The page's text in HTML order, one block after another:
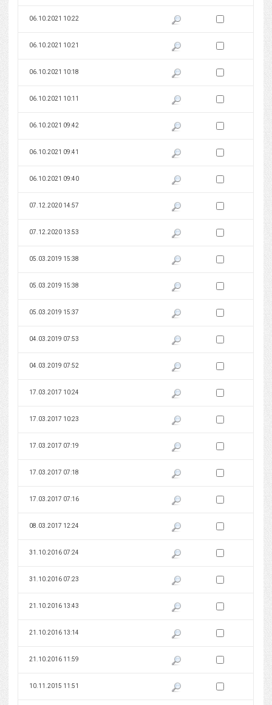
06.10.2021 10:22 Pokaż podgląd wersji z dnia
Zaznacz wersję do
06.10.2021 10:21 Pokaż podgląd wersji z dnia
Zaznacz wersję do
06.10.2021 10:18 Pokaż podgląd wersji z dnia
Zaznacz wersję do
06.10.2021 10:11 Pokaż podgląd wersji z dnia
Zaznacz wersję do
06.10.2021 09:42 Pokaż podgląd wersji z dnia
Zaznacz wersję do
06.10.2021 09:41 Pokaż podgląd wersji z dnia
Zaznacz wersję do
06.10.2021 09:40 Pokaż podgląd wersji z dnia
Zaznacz wersję do
07.12.2020 14:57 Pokaż podgląd wersji z dnia
Zaznacz wersję do
07.12.2020 13:53 Pokaż podgląd wersji z dnia
Zaznacz wersję do
05.03.2019 15:38 Pokaż podgląd wersji z dnia
Zaznacz wersję do
05.03.2019 15:38 Pokaż podgląd wersji z dnia
Zaznacz wersję do
05.03.2019 15:37 Pokaż podgląd wersji z dnia
Zaznacz wersję do
04.03.2019 07:53 Pokaż podgląd wersji z dnia
Zaznacz wersję do
04.03.2019 07:52 Pokaż podgląd wersji z dnia
Zaznacz wersję do
17.03.2017 10:24 Pokaż podgląd wersji z dnia
Zaznacz wersję do
17.03.2017 10:23 Pokaż podgląd wersji z dnia
Zaznacz wersję do
17.03.2017 07:19 Pokaż podgląd wersji z dnia
Zaznacz wersję do
17.03.2017 07:18 Pokaż podgląd wersji z dnia
Zaznacz wersję do
17.03.2017 07:16 Pokaż podgląd wersji z dnia
Zaznacz wersję do
08.03.2017 12:24 Pokaż podgląd wersji z dnia
Zaznacz wersję do
31.10.2016 07:24 Pokaż podgląd wersji z dnia
Zaznacz wersję do
31.10.2016 07:23 Pokaż podgląd wersji z dnia
Zaznacz wersję do
21.10.2016 13:43 Pokaż podgląd wersji z dnia
Zaznacz wersję do
21.10.2016 13:14 Pokaż podgląd wersji z dnia
Zaznacz wersję do
21.10.2016 11:59 Pokaż podgląd wersji z dnia
Zaznacz wersję do
10.11.2015 11:51 Pokaż podgląd wersji z dnia
Zaznacz wersję do